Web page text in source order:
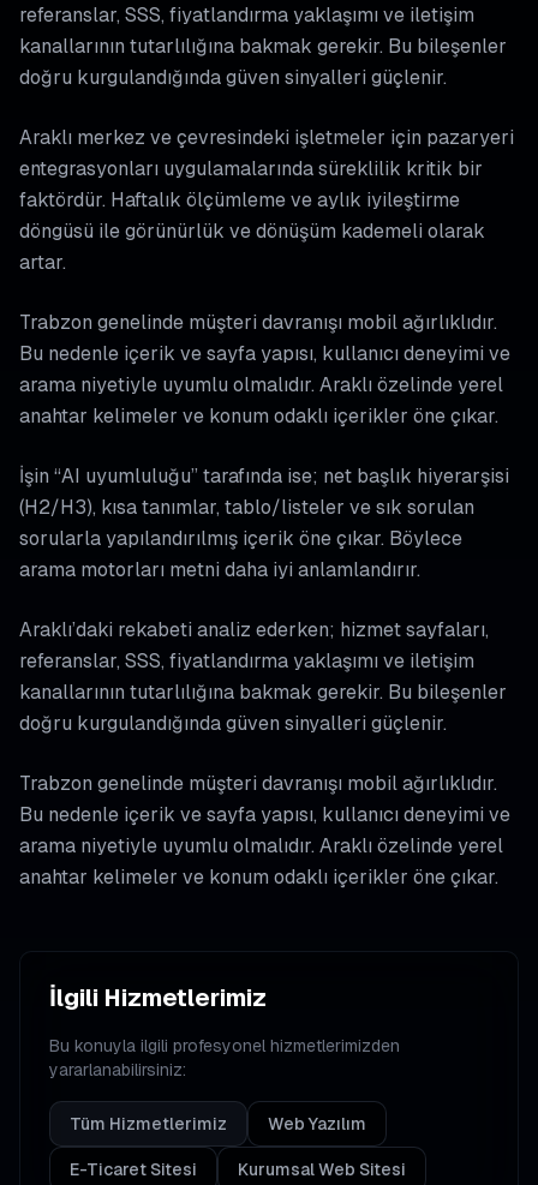
referanslar, SSS, fiyatlandırma yaklaşımı ve iletişim
kanallarının tutarlılığına bakmak gerekir. Bu bileşenler
doğru kurgulandığında güven sinyalleri güçlenir.
Araklı merkez ve çevresindeki işletmeler için pazaryeri
entegrasyonları uygulamalarında süreklilik kritik bir
faktördür. Haftalık ölçümleme ve aylık iyileştirme
döngüsü ile görünürlük ve dönüşüm kademeli olarak
artar.
Trabzon genelinde müşteri davranışı mobil ağırlıklıdır.
Bu nedenle içerik ve sayfa yapısı, kullanıcı deneyimi ve
arama niyetiyle uyumlu olmalıdır. Araklı özelinde yerel
anahtar kelimeler ve konum odaklı içerikler öne çıkar.
İşin “AI uyumluluğu” tarafında ise; net başlık hiyerarşisi
(H2/H3), kısa tanımlar, tablo/listeler ve sık sorulan
sorularla yapılandırılmış içerik öne çıkar. Böylece
arama motorları metni daha iyi anlamlandırır.
Araklı’daki rekabeti analiz ederken; hizmet sayfaları,
referanslar, SSS, fiyatlandırma yaklaşımı ve iletişim
kanallarının tutarlılığına bakmak gerekir. Bu bileşenler
doğru kurgulandığında güven sinyalleri güçlenir.
Trabzon genelinde müşteri davranışı mobil ağırlıklıdır.
Bu nedenle içerik ve sayfa yapısı, kullanıcı deneyimi ve
arama niyetiyle uyumlu olmalıdır. Araklı özelinde yerel
anahtar kelimeler ve konum odaklı içerikler öne çıkar.
İlgili Hizmetlerimiz
Bu konuyla ilgili profesyonel hizmetlerimizden
yararlanabilirsiniz:
Tüm Hizmetlerimiz Web Yazılım
E-Ticaret Sitesi Kurumsal Web Sitesi